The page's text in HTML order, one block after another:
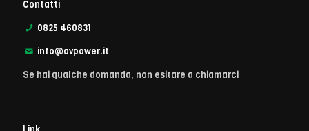
Contatti
0825 460831
info@avpower.it
Se hai qualche domanda, non esitare a chiamarci